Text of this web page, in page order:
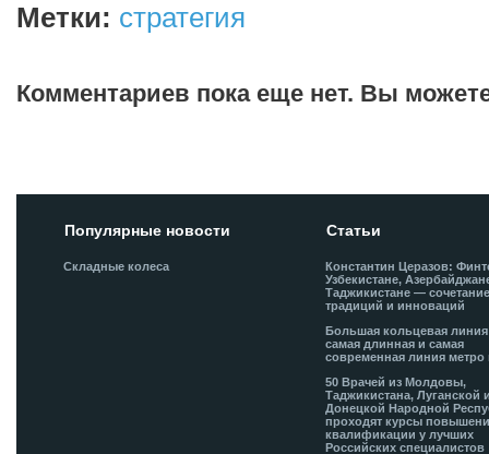
Метки: стратегия
Комментариев пока еще нет. Вы
Популярные новости
Складные колеса
Статьи
Константин Церазов:
Узбекистане,
Таджикистане —
традиций и инноваций
Большая кольцевая
самая длинная и самая
современная линия метро
50 Врачей из Молдовы,
Таджикистана, Луганской
Донецкой Народной
проходят курсы
квалификации у лучших
Российских специалистов